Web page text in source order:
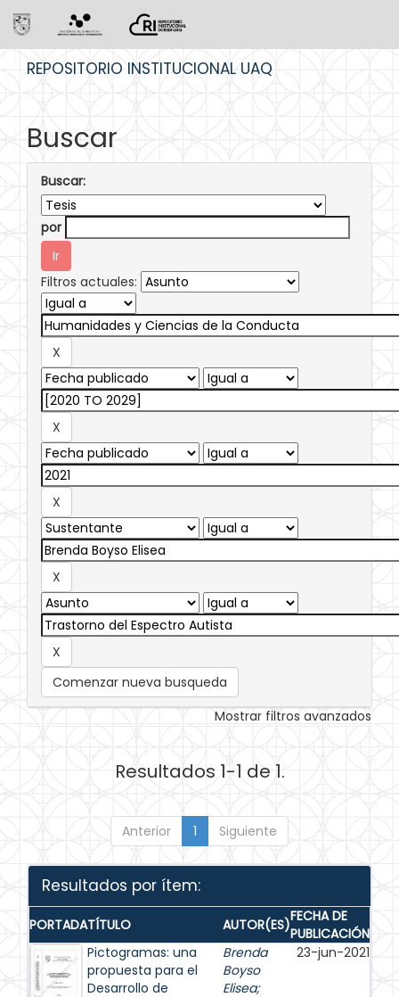
REPOSITORIO INSTITUCIONAL UAQ
Buscar
Buscar:
por
Filtros actuales:
Comenzar nueva busqueda
Mostrar filtros avanzados
Resultados 1-1 de 1.
Anterior 1 Siguiente
Resultados por ítem:
PORTADATÍTULO AUTOR(ES)FECHA DE
PUBLICACIÓN
Pictogramas: una
propuesta para el
Desarrollo de
Brenda
Boyso
Elisea;
23-jun-2021